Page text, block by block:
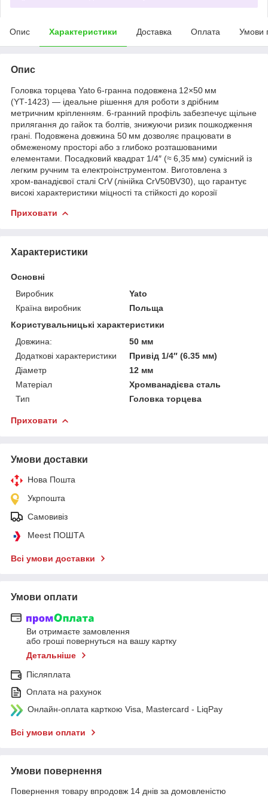
Опис Характеристики Доставка Оплата Умови
Опис
Головка торцева Yato 6‑гранна подовжена 12×50 мм
(YT‑1423) — ідеальне рішення для роботи з дрібним
метричним кріпленням. 6‑гранний профіль забезпечує щільне
прилягання до гайок та болтів, знижуючи ризик пошкодження
грані. Подовжена довжина 50 мм дозволяє працювати в
обмеженому просторі або з глибоко розташованими
елементами. Посадковий квадрат 1/4″ (≈ 6,35 мм) сумісний із
легким ручним та електроінструментом. Виготовлена з
хром‑ванадієвої сталі CrV (лінійка CrV50BV30), що гарантує
високі характеристики міцності та стійкості до корозії
Приховати
Характеристики
Основні
Виробник
Yato
Країна виробник
Польща
Користувальницькі характеристики
Довжина:
50 мм
Додаткові характеристики
Привід 1/4″ (6.35 мм)
Діаметр
12 мм
Матеріал
Хромванадієва сталь
Тип
Головка торцева
Приховати
Умови доставки
Нова Пошта
Укрпошта
Самовивіз
Meest ПОШТА
Всі умови доставки
Умови оплати
Ви отримаєте замовлення
або гроші повернуться на вашу картку
Детальніше
Післяплата
Оплата на рахунок
Онлайн-оплата карткою Visa, Mastercard - LiqPay
Всі умови оплати
Умови повернення
Повернення товару впродовж 14 днів за домовленістю